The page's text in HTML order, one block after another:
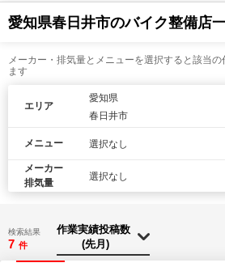
愛知県春日井市のバイク整備店
メーカー・排気量とメニューを選択すると該当
ます
エリア
愛知県
春日井市
メニュー 選択なし
メーカー
排気量
選択なし
検索結果
7 件